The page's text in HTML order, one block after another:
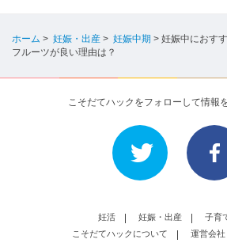
ホーム > 妊娠・出産 > 妊娠中期 > 妊娠中におす
フルーツが良い理由は？
こそだてハックをフォローして情報
妊活 妊娠・出産
子育
こそだてハックについて
運営会社